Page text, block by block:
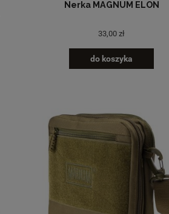
Nerka MAGNUM ELON
33,00 zł
do koszyka